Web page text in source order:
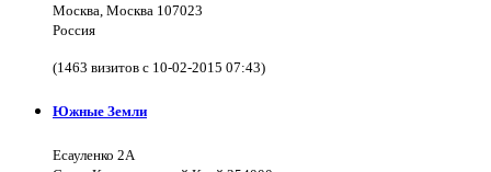
Москва, Москва 107023
Россия
(1463 визитов с 10-02-2015 07:43)
Южные Земли
Есауленко 2А